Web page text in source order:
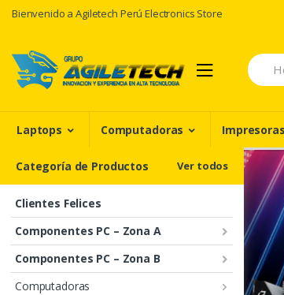
Skip
SkipBienvenido a Agiletech Perú Electronics Store
Search
for:
Laptops Computadoras
Categoría de Productos Ver todos
Clientes Felices
Componentes PC – Zona A
Componentes PC – Zona B
Computadoras